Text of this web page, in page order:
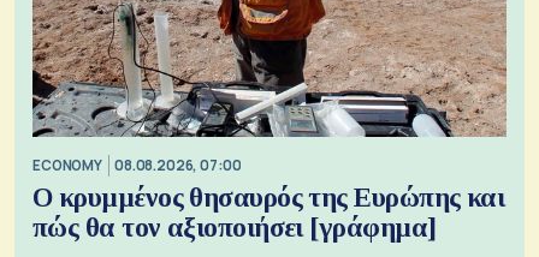
ECONOMY 08.08.2026, 07:00
Ο κρυμμένος θησαυρός της Ευρώπης και
πώς θα τον αξιοποιήσει [γράφημα]